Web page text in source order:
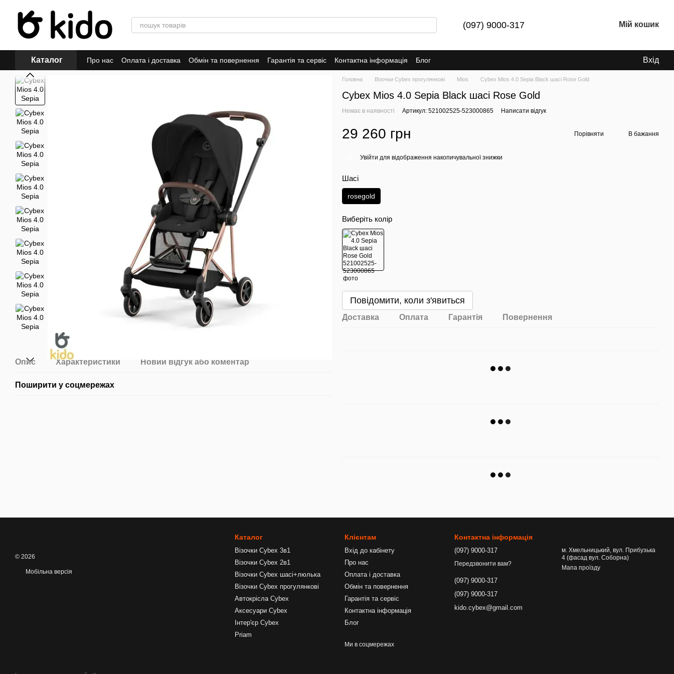
(097) 9000-317 Мій кошик
Каталог Про нас Оплата і доставка Обмін та повернення Гарантія та сервіс Контактна інформація Блог Вхід
Опис Характеристики Новий відгук або коментар
Поширити у соцмережах
Головна Візочки Cybex прогулянкові Mios Cybex Mios 4.0 Sepia Black шасі Rose Gold
Cybex Mios 4.0 Sepia Black шасі Rose Gold
Немає в наявності Артикул: 521002525-523000865 Написати відгук
29 260 грн Порівняти В бажання
Увійти для відображення накопичувальної знижки
Шасі
rosegold
Виберіть колір
Повідомити, коли з'явиться
Доставка Оплата Гарантія Повернення
© 2026
Мобільна версія
Каталог
Візочки Cybex 3в1
Візочки Cybex 2в1
Візочки Cybex шасі+люлька
Візочки Cybex прогулянкові
Автокрісла Cybex
Аксесуари Cybex
Інтер'єр Cybex
Priam
Клієнтам
Вхід до кабінету
Про нас
Оплата і доставка
Обмін та повернення
Гарантія та сервіс
Контактна інформація
Блог
Ми в соцмережах
Контактна інформація
(097) 9000-317
Передзвонити вам?
(097) 9000-317
(097) 9000-317
kido.cybex@gmail.com
м. Хмельницький, вул. Прибузька
4 (фасад вул. Соборна)
Мапа проїзду